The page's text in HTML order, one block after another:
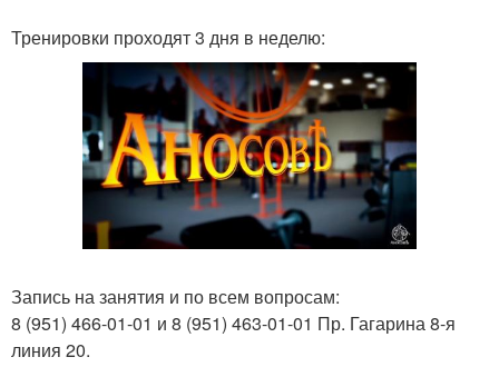
Тренировки проходят 3 дня в неделю:
Запись на занятия и по всем вопросам:
8 (951) 466-01-01 и 8 (951) 463-01-01 Пр. Гагарина 8-я
линия 20.